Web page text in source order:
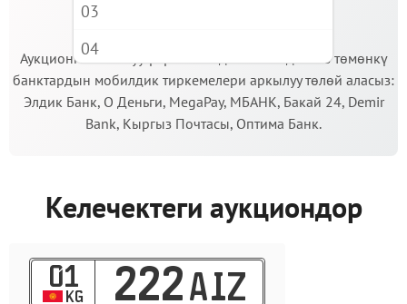
Аукционго катышуу үчүн кепилдик салымды Сиз төмөнкү
банктардын мобилдик тиркемелери аркылуу төлөй аласыз:
Элдик Банк, О Деньги, MegaPay, МБАНК, Бакай 24, Demir
Bank, Кыргыз Почтасы, Оптима Банк.
Келечектеги аукциондор
01
KG 222 AIZ
03
04
05
06